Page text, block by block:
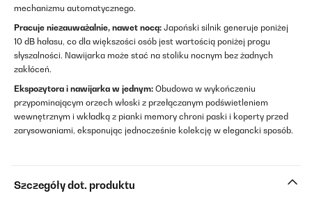
mechanizmu automatycznego.
Pracuje niezauważalnie, nawet nocą: Japoński silnik generuje poniżej
10 dB hałasu, co dla większości osób jest wartością poniżej progu
słyszalności. Nawijarka może stać na stoliku nocnym bez żadnych
zakłóceń.
Ekspozytora i nawijarka w jednym: Obudowa w wykończeniu
przypominającym orzech włoski z przełączanym podświetleniem
wewnętrznym i wkładką z pianki memory chroni paski i koperty przed
zarysowaniami, eksponując jednocześnie kolekcję w elegancki sposób.
Szczegóły dot. produktu